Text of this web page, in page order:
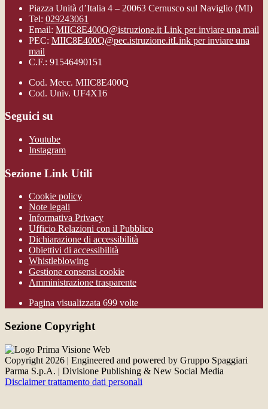
Piazza Unità d’Italia 4 – 20063 Cernusco sul Naviglio (MI)
Tel: 029243061
Email: MIIC8E400Q@istruzione.it Link per inviare una mail
PEC: MIIC8E400Q@pec.istruzione.itLink per inviare una
mail
C.F.: 91546490151
Cod. Mecc. MIIC8E400Q
Cod. Univ. UF4X16
Seguici su
Youtube
Instagram
Sezione Link Utili
Cookie policy
Note legali
Informativa Privacy
Ufficio Relazioni con il Pubblico
Dichiarazione di accessibilità
Obiettivi di accessibilità
Whistleblowing
Gestione consensi cookie
Amministrazione trasparente
Pagina visualizzata 699 volte
Sezione Copyright
Copyright 2026 | Engineered and powered by Gruppo Spaggiari
Parma S.p.A. | Divisione Publishing & New Social Media
Disclaimer trattamento dati personali